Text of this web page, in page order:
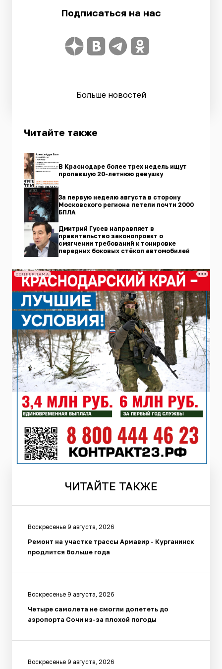
Подписаться на нас
Больше новостей
Читайте также
В Краснодаре более трех недель ищут
пропавшую 20-летнюю девушку
За первую неделю августа в сторону
Московского региона летели почти 2000
БПЛА
Дмитрий Гусев направляет в
правительство законопроект о
смягчении требований к тонировке
передних боковых стёкол автомобилей
СОЦРЕКЛАМА
ЧИТАЙТЕ ТАКЖЕ
Воскресенье 9 августа, 2026
Ремонт на участке трассы Армавир - Курганинск
продлится больше года
Воскресенье 9 августа, 2026
Четыре самолета не смогли долететь до
аэропорта Сочи из-за плохой погоды
Воскресенье 9 августа, 2026